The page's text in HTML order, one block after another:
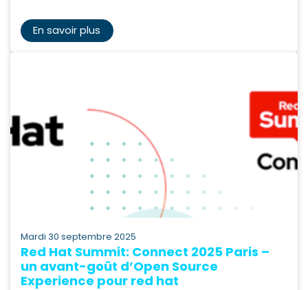
En savoir plus
mardi 30 septembre 2025
Red Hat Summit: Connect 2025 Paris –
un avant-goût d’Open Source
Experience pour red hat